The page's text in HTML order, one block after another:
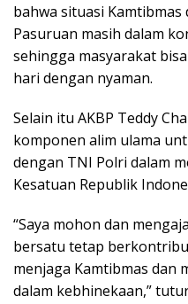
bahwa situasi
Pasuruan masih dalam
sehingga masyarakat
hari dengan nyaman.
Selain itu AKBP Teddy
komponen alim ulama
dengan TNI Polri dalam
Kesatuan Republik
“Saya mohon dan
bersatu tetap
menjaga Kamtibmas dan
dalam kebhinekaan,”